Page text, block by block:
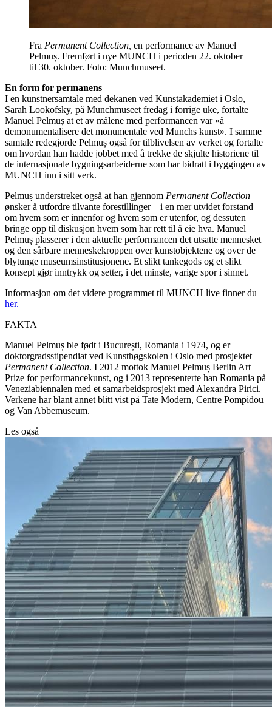
Fra Permanent Collection, en performance av Manuel
Pelmuș. Fremført i nye MUNCH i perioden 22. oktober
til 30. oktober. Foto: Munchmuseet.
En form for permanens
I en kunstnersamtale med dekanen ved Kunstakademiet i Oslo,
Sarah Lookofsky, på Munchmuseet fredag i forrige uke, fortalte
Manuel Pelmuș at et av målene med performancen var «å
demonumentalisere det monumentale ved Munchs kunst». I samme
samtale redegjorde Pelmuș også for tilblivelsen av verket og fortalte
om hvordan han hadde jobbet med å trekke de skjulte historiene til
de internasjonale bygningsarbeiderne som har bidratt i byggingen av
MUNCH inn i sitt verk.
Pelmuș understreket også at han gjennom Permanent Collection
ønsker å utfordre tilvante forestillinger – i en mer utvidet forstand –
om hvem som er innenfor og hvem som er utenfor, og dessuten
bringe opp til diskusjon hvem som har rett til å eie hva. Manuel
Pelmuș plasserer i den aktuelle performancen det utsatte mennesket
og den sårbare menneskekroppen over kunstobjektene og over de
blytunge museumsinstitusjonene. Et slikt tankegods og et slikt
konsept gjør inntrykk og setter, i det minste, varige spor i sinnet.
Informasjon om det videre programmet til MUNCH live finner du
her.
FAKTA
Manuel Pelmuș ble født i București, Romania i 1974, og er
doktorgradsstipendiat ved Kunsthøgskolen i Oslo med prosjektet
Permanent Collection. I 2012 mottok Manuel Pelmuș Berlin Art
Prize for performancekunst, og i 2013 representerte han Romania på
Veneziabiennalen med et samarbeidsprosjekt med Alexandra Pirici.
Verkene har blant annet blitt vist på Tate Modern, Centre Pompidou
og Van Abbemuseum.
Les også